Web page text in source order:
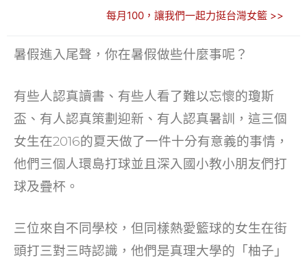
e
b
o
o
k
itt
er
ai
l
C
h
at
k
e
dI
n
每月100，讓我們一起力挺台灣女籃 >>
暑假進入尾聲，你在暑假做些什麼事呢？
有些人認真讀書、有些人看了難以忘懷的瓊斯
盃、有人認真策劃迎新、有人認真暑訓，這三個
女生在2016的夏天做了一件十分有意義的事情，
他們三個人環島打球並且深入國小教小朋友們打
球及疊杯。
三位來自不同學校，但同樣熱愛籃球的女生在街
頭打三對三時認識，他們是真理大學的「柚子」